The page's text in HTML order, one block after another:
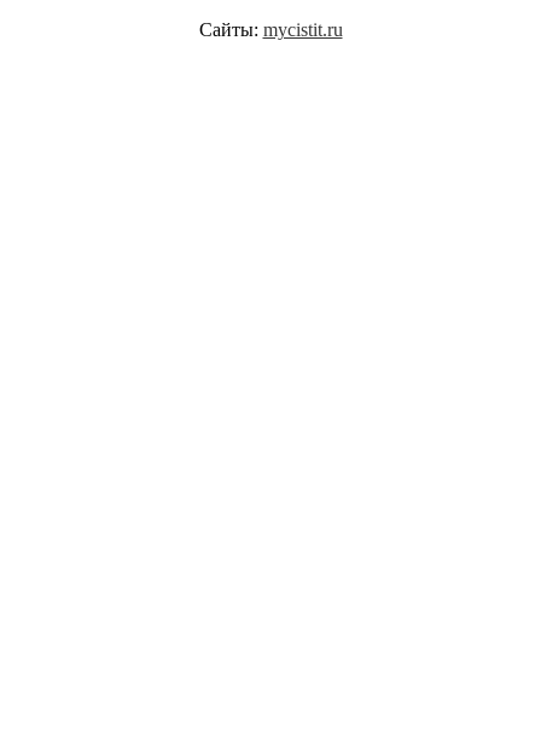
Сайты: mycistit.ru